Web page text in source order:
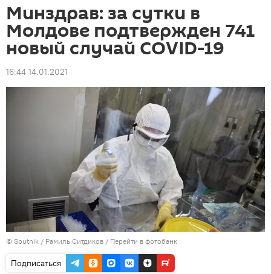
Минздрав: за сутки в
Молдове подтвержден 741
новый случай COVID-19
16:44 14.01.2021
© Sputnik / Рамиль Ситдиков / Перейти в фотобанк
Подписаться